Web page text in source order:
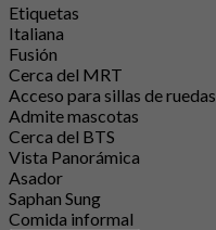
Etiquetas
Italiana
Fusión
Cerca del MRT
Acceso para sillas de ruedas
Admite mascotas
Cerca del BTS
Vista Panorámica
Asador
Saphan Sung
Comida informal